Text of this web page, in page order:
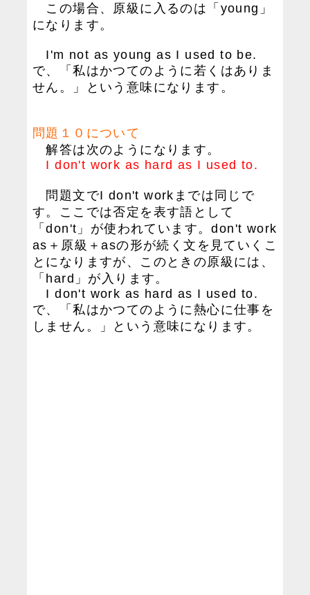
この場合、原級に入るのは「young」
になります。
I'm not as young as I used to be.
で、「私はかつてのように若くはありま
せん。」という意味になります。
問題１０について
解答は次のようになります。
I don't work as hard as I used to.
問題文でI don't workまでは同じで
す。ここでは否定を表す語として
「don't」が使われています。don't work
as＋原級＋asの形が続く文を見ていくこ
とになりますが、このときの原級には、
「hard」が入ります。
I don't work as hard as I used to.
で、「私はかつてのように熱心に仕事を
しません。」という意味になります。